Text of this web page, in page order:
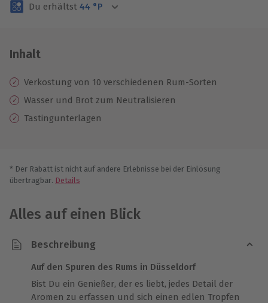
Du erhältst 44 °P
Inhalt
Verkostung von 10 verschiedenen Rum-Sorten
Wasser und Brot zum Neutralisieren
Tastingunterlagen
* Der Rabatt ist nicht auf andere Erlebnisse bei der Einlösung
übertragbar. Details
Alles auf einen Blick
Beschreibung
Auf den Spuren des Rums in Düsseldorf
Bist Du ein Genießer, der es liebt, jedes Detail der
Aromen zu erfassen und sich einen edlen Tropfen